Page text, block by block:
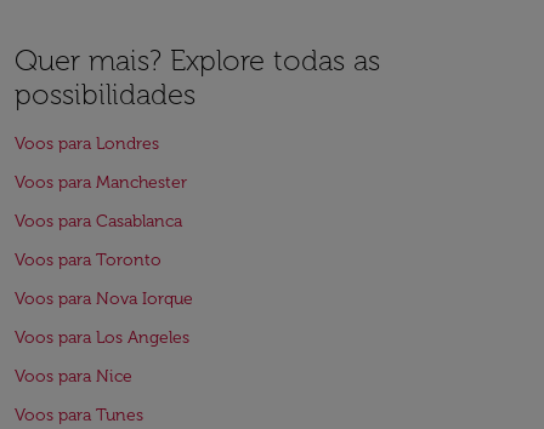
Quer mais? Explore todas as
possibilidades
Voos para Londres
Voos para Manchester
Voos para Casablanca
Voos para Toronto
Voos para Nova Iorque
Voos para Los Angeles
Voos para Nice
Voos para Tunes